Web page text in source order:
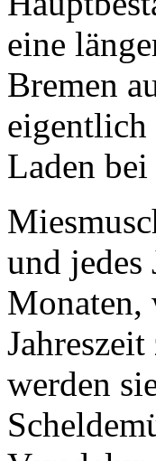
eine
Bremen
Laden bei
und jedes
Monaten,
werden